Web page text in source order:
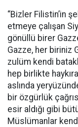
“Bizler Filistin’in
etmeye çalışan
gönüllü birer
Gazze, her biriniz
zulüm kendi
hep birlikte
aslında
bir özgürlük
esir aldığı gibi
Müslümanlar